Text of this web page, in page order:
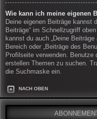
Wie kann ich meine eigenen
Deine eigenen Beiträge kannst
Beiträge“ im Schnellzugriff
kannst du auch „Deine
Bereich oder „Beiträge des
Profilseite verwenden.
erstellen Themen zu suchen.
die Suchmaske ein.
NACH OBEN